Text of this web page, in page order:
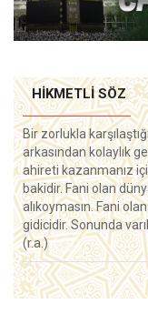
HIKMETLI SÖZ
Bir zorlukla
arkasından kolaylık
ahireti kazanmanız
bakidir. Fani olan
alıkoymasın. Fani
gidicidir. Sonunda
(r.a.)